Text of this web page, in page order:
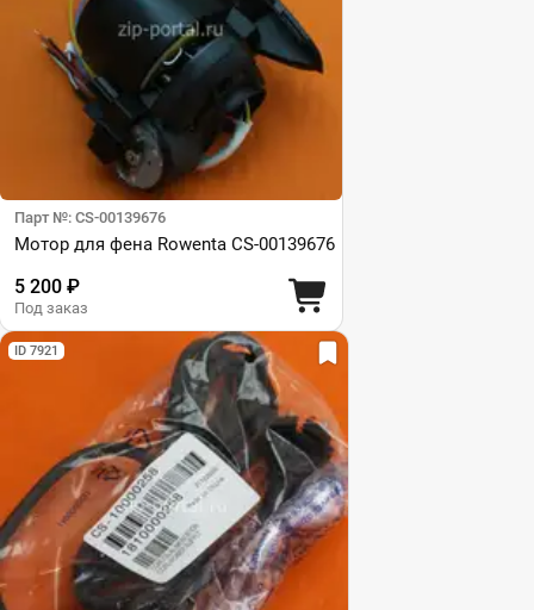
Парт №: CS-00139676
Мотор для фена Rowenta CS-00139676
5 200 ₽
Под заказ
ID 7921